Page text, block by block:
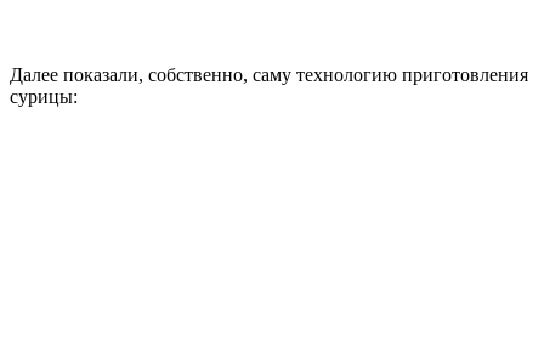
Далее показали, собственно, саму технологию приготовления
сурицы: